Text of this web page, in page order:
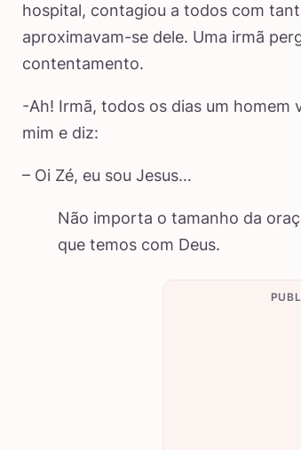
hospital, contagiou a todos com
aproximavam-se dele. Uma irmã
contentamento.
-Ah! Irmã, todos os dias um homem
mim e diz:
– Oi Zé, eu sou Jesus…
Não importa o tamanho da
que temos com Deus.